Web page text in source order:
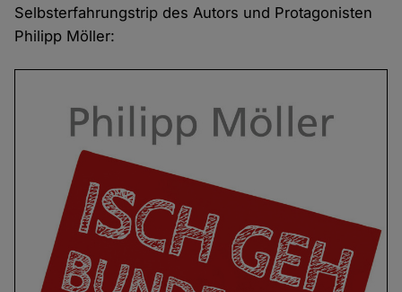
Selbsterfahrungstrip des Autors und Protagonisten
Philipp Möller: